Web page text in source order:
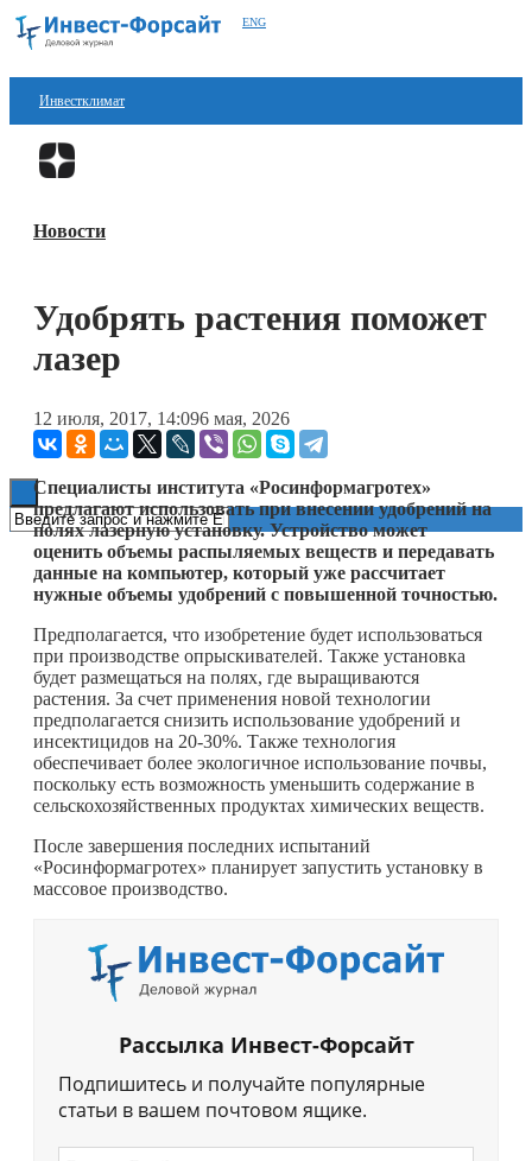
ENG
Инвестклимат
Финансы
Блокчейн
Технологии
Книги
Новости
Удобрять растения поможет
лазер
12 июля, 2017, 14:096 мая, 2026
Специалисты института «Росинформагротех»
предлагают использовать при внесении удобрений на
полях лазерную установку. Устройство может
оценить объемы распыляемых веществ и передавать
данные на компьютер, который уже рассчитает
нужные объемы удобрений с повышенной точностью.
Предполагается, что изобретение будет использоваться
при производстве опрыскивателей. Также установка
будет размещаться на полях, где выращиваются
растения. За счет применения новой технологии
предполагается снизить использование удобрений и
инсектицидов на 20-30%. Также технология
обеспечивает более экологичное использование почвы,
поскольку есть возможность уменьшить содержание в
сельскохозяйственных продуктах химических веществ.
После завершения последних испытаний
«Росинформагротех» планирует запустить установку в
массовое производство.
Рассылка Инвест-Форсайт
Подпишитесь и получайте популярные
статьи в вашем почтовом ящике.